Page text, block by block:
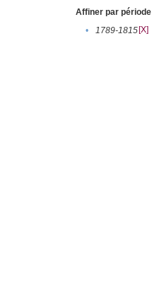
Affiner par période
•
1789-1815[X]